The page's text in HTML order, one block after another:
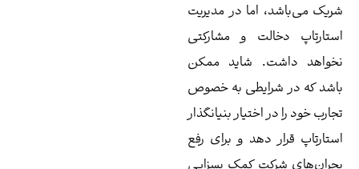
می‌باشد، اما در مدیریت
دخالت و مشارکتی
داشت. شاید ممکن
که در شرایطی به خصوص
خود را در اختیار بنیانگذار
قرار دهد و برای رفع